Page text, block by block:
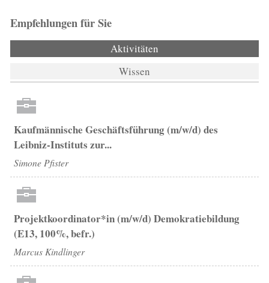
Empfehlungen für Sie
Aktivitäten
Wissen
Kaufmännische Geschäftsführung (m/w/d) des
Leibniz-Instituts zur...
Simone Pfister
Projektkoordinator*in (m/w/d) Demokratiebildung
(E13, 100%, befr.)
Marcus Kindlinger